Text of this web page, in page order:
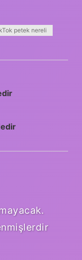
petek nereli